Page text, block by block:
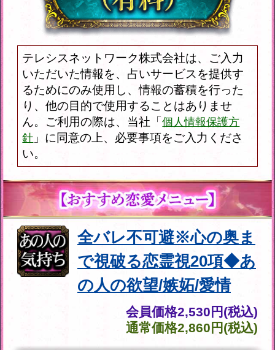
恋成就の神髄/永遠の愛
項】現状/転機/最終結末